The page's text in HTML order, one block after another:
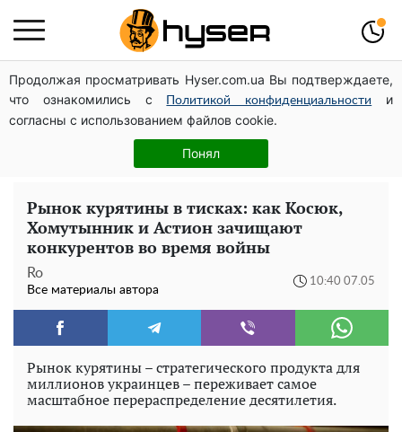
Продолжая просматривать Hyser.com.ua Вы подтверждаете,
что ознакомились с
Политикой конфиденциальности
и
согласны с использованием файлов cookie.
Понял
Голая Елена Тополя в интересных позах заставила
отвисать челюсти: слив видео – было только началом
Весь секрет в одной таблетке аспирина: рецепт
хрустящей и сочной капусты на зиму. Даже пяти банок
Рынок курятины в тисках: как Косюк,
Хомутынник и Астион зачищают
конкурентов во время войны
Ro
Все материалы автора
10:40 07.05
Рынок курятины – стратегического продукта для
миллионов украинцев – переживает самое
масштабное перераспределение десятилетия.